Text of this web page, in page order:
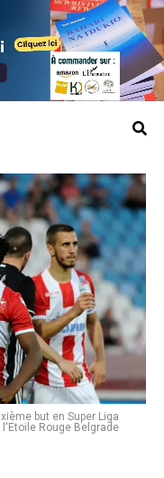
but en Super Liga
Rouge Belgrade